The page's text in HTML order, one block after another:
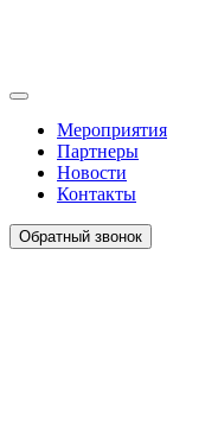
Мероприятия
Партнеры
Новости
Контакты
Обратный звонок